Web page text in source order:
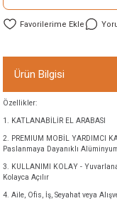
Ürün Bilgisi
Özellikler:
1. KATLANABİLİR EL ARABASI
2. PREMIUM MOBİL YARDIMCI
Paslanmaya Dayanıklı
3. KULLANIMI KOLAY -
Kolayca Açılır
4. Aile, Ofis, İş, Seyahat veya